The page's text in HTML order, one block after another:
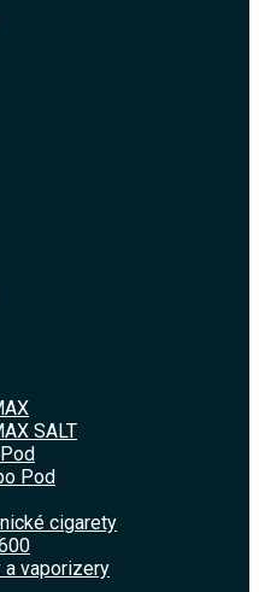
SALT
Pod
cigarety
a vaporizery